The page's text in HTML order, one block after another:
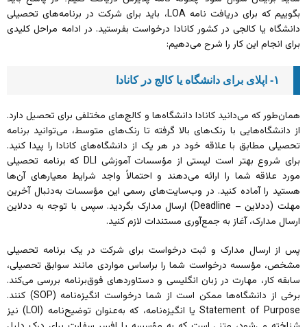
بگوییم که برای دریافت نامه LOA، باید برای شرکت در برنامه‌های تحصیلی
دانشگاه یا کالجی در کشور کانادا درخواست بفرستید. در ادامه مراحل کلیدی
برای انجام این کار را شرح می‌دهیم:
۱- اپلای برای دانشگاه یا کالج در کانادا
همان‌طور که می‌دانید کانادا دانشگاه‌ها و کالج‌های مختلفی برای تحصیل دارد.
از دانشگاه‌هایی با رنک‌های بالا گرفته تا رنک‌های متوسط، می‌توانید برنامه
تحصیلی مطابق با علاقه خود در هر یک از دانشگاه‌های کانادا را پیدا کنید.
برای شروع بهتر است لیستی از مؤسسات آموزشی DLI که برنامه تحصیلی
مورد علاقه شما را ارائه می‌دهند و احتمالاً واجد شرایط معیارهای آن‌ها
هستید را آماده کنید. در وب‌سایت‌های رسمی این مؤسسات به‌دنبال آخرین
مهلت (ددلاین – Deadline) ارسال مدارک بگردید. سپس با توجه‌ به ددلاین
ارسال مدارک،‌ آغاز به جمع‌آوری مستندات لازم کنید.
پس از ارسال مدارک و ثبت درخواست برای شرکت در یک برنامه تحصیلی
مشخص،‌ مؤسسه درخواست شما را براساس مواردی مانند سوابق تحصیلی،‌
سابقه کار، مهارت در زبان انگلیسی و دستاوردهای فوق‌برنامه بررسی می‌کند.
برخی از دانشگاه‌ها ممکن است از شما درخواست انگیزه‌نامه (SOP) کنند.
Statement of Purpose یا انگیزه‌نامه، که به‌عنوان توضیح‌نامه (LOI) نیز